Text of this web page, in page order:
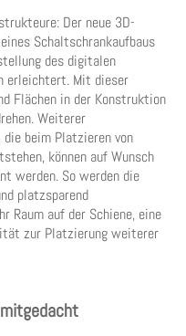
Der neue 3D-
Schaltschrankaufbaus
des digitalen
erleichtert. Mit dieser
Flächen in der Konstruktion
Weiterer
beim Platzieren von
können auf Wunsch
werden. So werden die
platzsparend
Raum auf der Schiene, eine
zur Platzierung weiterer